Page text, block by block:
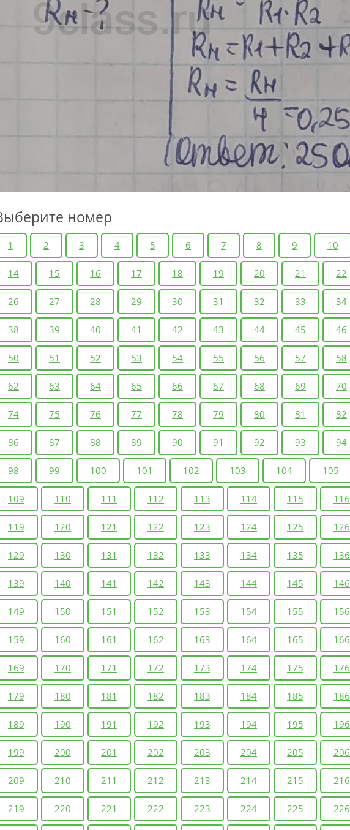
номер
1 2 3 4 5 6 7 8 9 10
14 15 16 17 18 19 20 21 22
26 27 28 29 30 31 32 33 34
38 39 40 41 42 43 44 45 46
50 51 52 53 54 55 56 57 58
62 63 64 65 66 67 68 69 70
74 75 76 77 78 79 80 81 82
86 87 88 89 90 91 92 93 94
98 99 100 101 102 103 104 105
109 110 111 112 113 114 115 116
119 120 121 122 123 124 125 126
129 130 131 132 133 134 135 136
139 140 141 142 143 144 145 146
149 150 151 152 153 154 155 156
159 160 161 162 163 164 165 166
169 170 171 172 173 174 175 176
179 180 181 182 183 184 185 186
189 190 191 192 193 194 195 196
199 200 201 202 203 204 205 206
209 210 211 212 213 214 215 216
219 220 221 222 223 224 225 226